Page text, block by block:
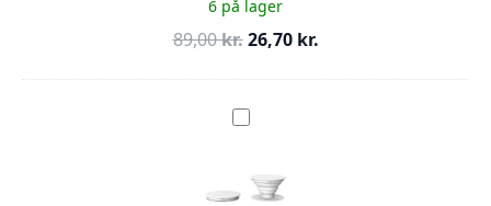
6 på lager
89,00kr. Den
pris
var:
26,70 kr.Den
pris
PopSocket
Hvid